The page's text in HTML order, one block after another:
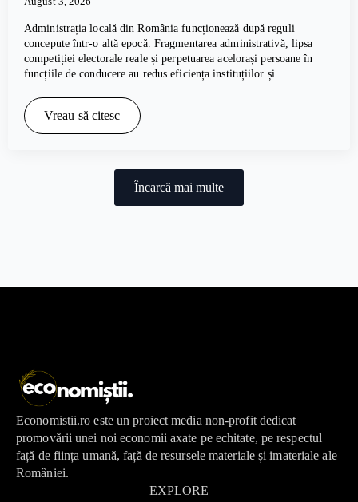
Administrația locală din România funcționează după reguli
concepute într-o altă epocă. Fragmentarea administrativă, lipsa
competiției electorale reale și perpetuarea acelorași persoane în
funcțiile de conducere au redus eficiența instituțiilor și…
Vreau să citesc
Încarcă mai multe
Economistii.ro este un proiect media non-profit dedicat
promovării unei noi economii axate pe echitate, pe respectul
față de ființa umană, față de resursele materiale și imateriale ale
României.
EXPLORE